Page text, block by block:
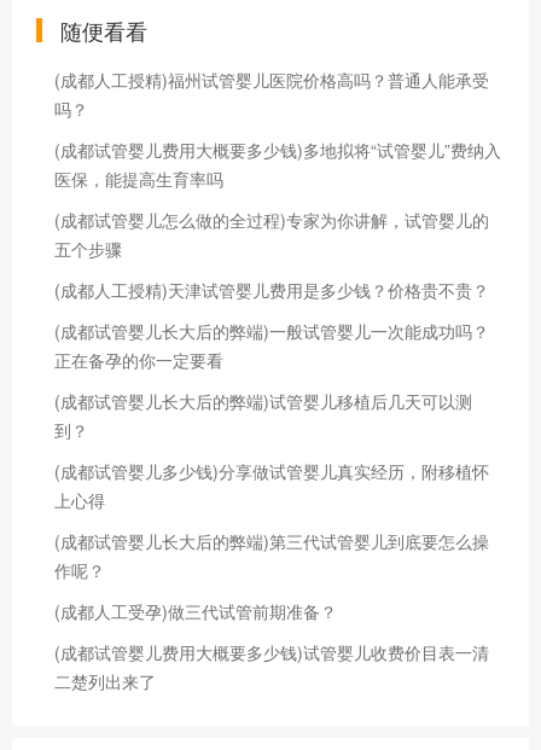
随便看看
(成都人工授精)福州试管婴儿医院价格高吗？普通人能承受
吗？
(成都试管婴儿费用大概要多少钱)多地拟将“试管婴儿”费纳入
医保，能提高生育率吗
(成都试管婴儿怎么做的全过程)专家为你讲解，试管婴儿的
五个步骤
(成都人工授精)天津试管婴儿费用是多少钱？价格贵不贵？
(成都试管婴儿长大后的弊端)一般试管婴儿一次能成功吗？
正在备孕的你一定要看
(成都试管婴儿长大后的弊端)试管婴儿移植后几天可以测
到？
(成都试管婴儿多少钱)分享做试管婴儿真实经历，附移植怀
上心得
(成都试管婴儿长大后的弊端)第三代试管婴儿到底要怎么操
作呢？
(成都人工受孕)做三代试管前期准备？
(成都试管婴儿费用大概要多少钱)试管婴儿收费价目表一清
二楚列出来了